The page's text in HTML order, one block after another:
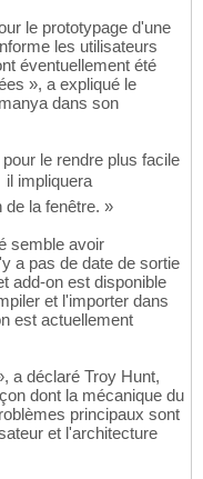
le prototypage d'une
les utilisateurs
éventuellement été
», a expliqué le
dans son
le rendre plus facile
il impliquera
de la fenêtre. »
semble avoir
a pas de date de sortie
add-on est disponible
et l'importer dans
est actuellement
a déclaré Troy Hunt,
dont la mécanique du
principaux sont
et l'architecture